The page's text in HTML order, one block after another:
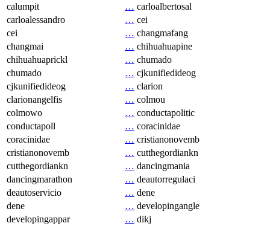
calumpit
… carloalbertosal
carloalessandro
… cei
cei
… changmafang
changmai
… chihuahuapine
chihuahuaprickl
… chumado
chumado
… cjkunifiedideog
cjkunifiedideog
… clarion
clarionangelfis
… colmou
colmowo
… conductapolitic
conductapoll
… coracinidae
coracinidae
… cristianonovemb
cristianonovemb
… cutthegordiankn
cutthegordiankn
… dancingmania
dancingmarathon
… deautorregulaci
deautoservicio
… dene
dene
… developingangle
developingappar
… dikj